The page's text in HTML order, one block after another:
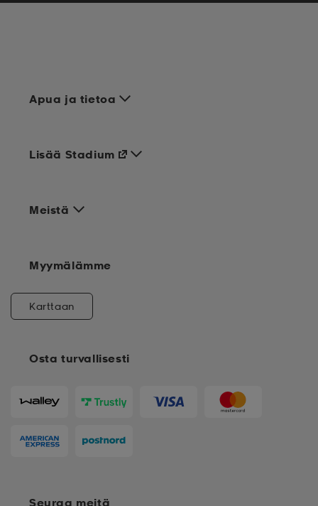
Apua ja tietoa
Meistä
Osta turvallisesti
Lisää Stadium
Myymälämme
Karttaan
Seuraa meitä